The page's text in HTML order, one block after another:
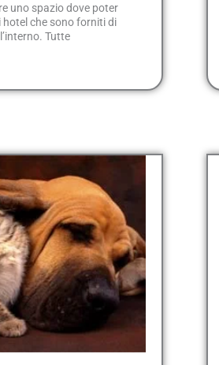
uno spazio dove poter
hotel che sono forniti di
Tutte